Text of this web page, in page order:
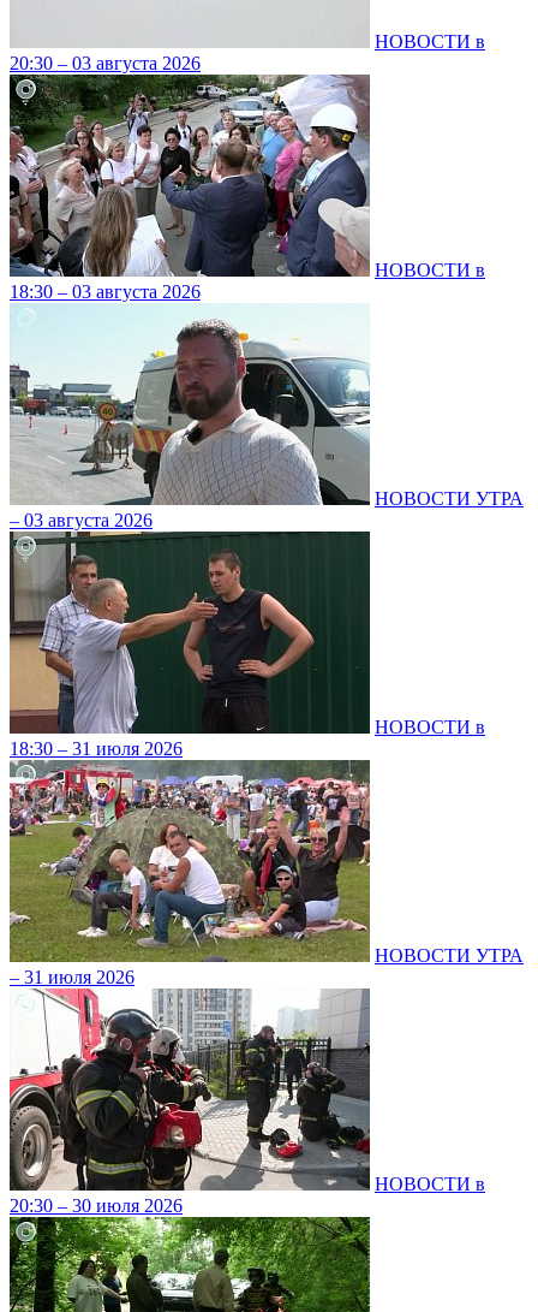
НОВОСТИ в
20:30 – 03 августа 2026
НОВОСТИ в
18:30 – 03 августа 2026
НОВОСТИ УТРА
– 03 августа 2026
НОВОСТИ в
18:30 – 31 июля 2026
НОВОСТИ УТРА
– 31 июля 2026
НОВОСТИ в
20:30 – 30 июля 2026